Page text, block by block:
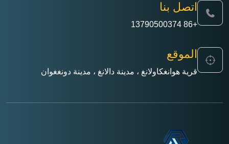
اتصل بنا
+86 13790500374
الموقع
قرية هوانغكاولانغ ، مدينة دالانغ ، مدينة دونغغوان